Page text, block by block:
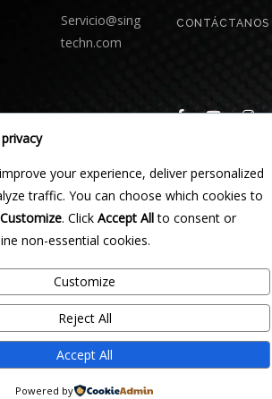
Servicio@sing
techn.com
CONTÁCTANOS
your experience, deliver personalized
traffic. You can choose which cookies to
Customize. Click Accept Allto consent or
non-essential cookies.
Customize
Reject All
Accept All
Powered by